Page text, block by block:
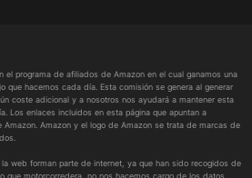
el programa de afiliados de Amazon en el cual ganamos una
que hacemos cada día. Esta comisión se genera al generar
coste adicional y a nosotros nos ayudará a mantener esta
Los enlaces incluidos en esta página que apuntan a
Amazon y el logo de Amazon se trata de marcas de
web forman parte de internet, ya que han sido recogidos de
que motorcorredera, no nos hacemos cargo de los datos